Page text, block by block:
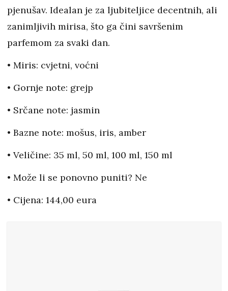
pjenušav. Idealan je za ljubiteljice decentnih, ali
zanimljivih mirisa, što ga čini savršenim
parfemom za svaki dan.
• Miris: cvjetni, voćni
• Gornje note: grejp
• Srčane note: jasmin
• Bazne note: mošus, iris, amber
• Veličine: 35 ml, 50 ml, 100 ml, 150 ml
• Može li se ponovno puniti? Ne
• Cijena: 144,00 eura